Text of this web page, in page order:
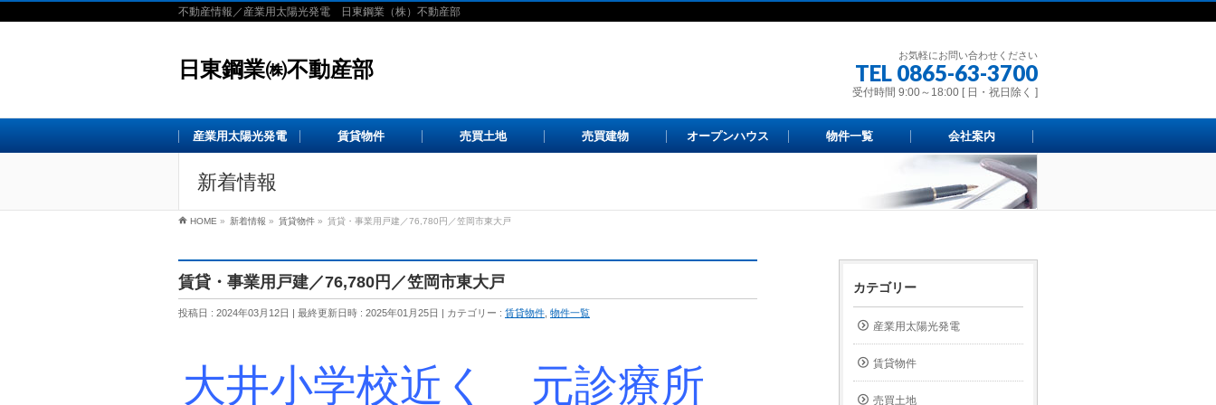
不動産情報／産業用太陽光発電 日東鋼業（株）不動産部
日東鋼業㈱不動産部
お気軽にお問い合わせください
TEL 0865-63-3700
受付時間 9:00～18:00 [ 日・祝日除く ]
産業用太陽光発電 賃貸物件 売買土地 売買建物 オープンハウス 物件一覧 会社案内
新着情報
HOME » 新着情報 » 賃貸物件 » 賃貸・事業用戸建／76,780円／笠岡市東大戸
賃貸・事業用戸建／76,780円／笠岡市東大戸
投稿日 : 2024年03月12日 最終更新日時 : 2025年01月25日 カテゴリー : 賃貸物件 物件一覧
大井小学校近く 元診療所
カテゴリー
産業用太陽光発電
賃貸物件
売買土地